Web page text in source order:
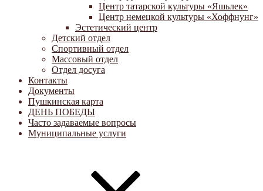
Центр татарской культуры «Яшьлек»
Центр немецкой культуры «Хоффнунг»
Эстетический центр
Детский отдел
Спортивный отдел
Массовый отдел
Отдел досуга
Контакты
Документы
Пушкинская карта
ДЕНЬ ПОБЕДЫ
Часто задаваемые вопросы
Муниципальные услуги